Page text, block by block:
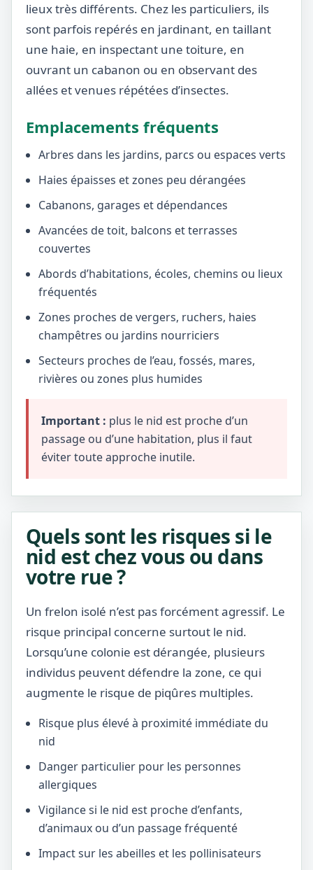
lieux très différents. Chez les particuliers, ils
sont parfois repérés en jardinant, en taillant
une haie, en inspectant une toiture, en
ouvrant un cabanon ou en observant des
allées et venues répétées d’insectes.
Emplacements fréquents
Arbres dans les jardins, parcs ou espaces verts
Haies épaisses et zones peu dérangées
Cabanons, garages et dépendances
Avancées de toit, balcons et terrasses
couvertes
Abords d’habitations, écoles, chemins ou lieux
fréquentés
Zones proches de vergers, ruchers, haies
champêtres ou jardins nourriciers
Secteurs proches de l’eau, fossés, mares,
rivières ou zones plus humides
Important : plus le nid est proche d’un
passage ou d’une habitation, plus il faut
éviter toute approche inutile.
Quels sont les risques si le
nid est chez vous ou dans
votre rue ?
Un frelon isolé n’est pas forcément agressif. Le
risque principal concerne surtout le nid.
Lorsqu’une colonie est dérangée, plusieurs
individus peuvent défendre la zone, ce qui
augmente le risque de piqûres multiples.
Risque plus élevé à proximité immédiate du
nid
Danger particulier pour les personnes
allergiques
Vigilance si le nid est proche d’enfants,
d’animaux ou d’un passage fréquenté
Impact sur les abeilles et les pollinisateurs